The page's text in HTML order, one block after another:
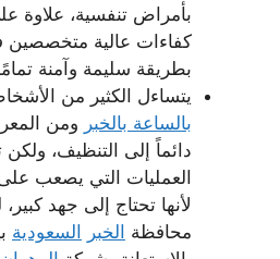
بأمراض تنفسية، علاوة
كفاءات عالية متخصصين
بطريقة سليمة وآمنة
يتساءل الكثير من
بالساعة بالخبر ومن
دائماً إلى التنظيف،
العمليات التي يصعب
لأنها تحتاج إلى جهد
محافظة الخبر السعودية